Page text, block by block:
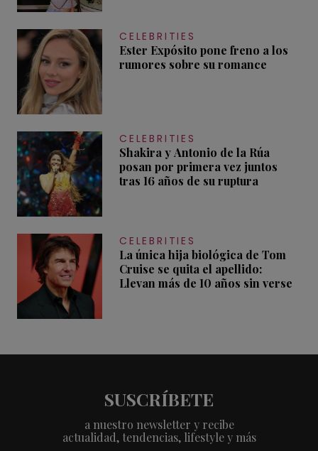
CELEBRITIES
Ester Expósito pone freno a los
rumores sobre su romance
CELEBRITIES
Shakira y Antonio de la Rúa
posan por primera vez juntos
tras 16 años de su ruptura
CELEBRITIES
La única hija biológica de Tom
Cruise se quita el apellido:
Llevan más de 10 años sin verse
SUSCRÍBETE
a nuestro newsletter y recibe
actualidad, tendencias, lifestyle y más